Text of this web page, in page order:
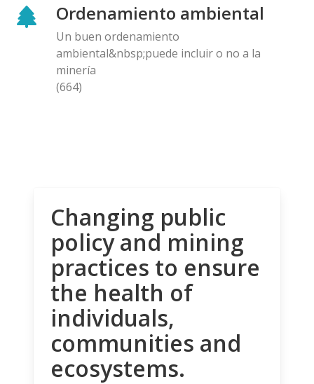
Ordenamiento ambiental
Un buen ordenamiento
ambiental&nbsp;puede incluir o no a la
minería
(664)
Changing public
policy and mining
practices to ensure
the health of
individuals,
communities and
ecosystems.